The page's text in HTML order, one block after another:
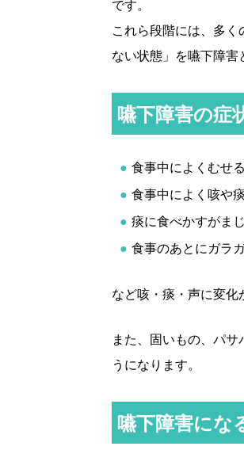
です。
これら段階には、多
ない状態」を嚥下障害
嚥下障害の症
食事中によくむせる
食事中によく咳や
痰に食べかすがま
食事のあとにガラ
など咳・痰・声に変化
また、固いもの、パ
うになります。
嚥下障害にな